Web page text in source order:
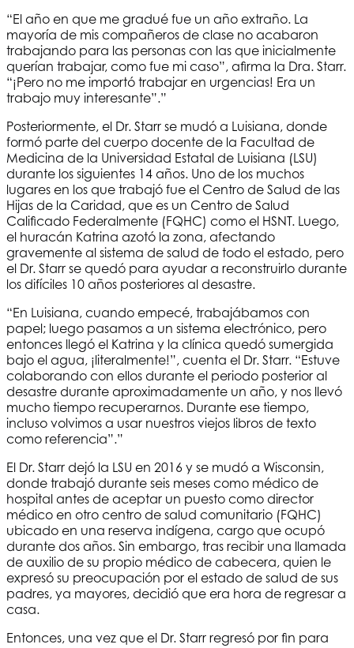
“El año en que me gradué fue un año extraño. La
mayoría de mis compañeros de clase no acabaron
trabajando para las personas con las que inicialmente
querían trabajar, como fue mi caso”, afirma la Dra. Starr.
“¡Pero no me importó trabajar en urgencias! Era un
trabajo muy interesante”.”
Posteriormente, el Dr. Starr se mudó a Luisiana, donde
formó parte del cuerpo docente de la Facultad de
Medicina de la Universidad Estatal de Luisiana (LSU)
durante los siguientes 14 años. Uno de los muchos
lugares en los que trabajó fue el Centro de Salud de las
Hijas de la Caridad, que es un Centro de Salud
Calificado Federalmente (FQHC) como el HSNT. Luego,
el huracán Katrina azotó la zona, afectando
gravemente al sistema de salud de todo el estado, pero
el Dr. Starr se quedó para ayudar a reconstruirlo durante
los difíciles 10 años posteriores al desastre.
“En Luisiana, cuando empecé, trabajábamos con
papel; luego pasamos a un sistema electrónico, pero
entonces llegó el Katrina y la clínica quedó sumergida
bajo el agua, ¡literalmente!”, cuenta el Dr. Starr. “Estuve
colaborando con ellos durante el periodo posterior al
desastre durante aproximadamente un año, y nos llevó
mucho tiempo recuperarnos. Durante ese tiempo,
incluso volvimos a usar nuestros viejos libros de texto
como referencia”.”
El Dr. Starr dejó la LSU en 2016 y se mudó a Wisconsin,
donde trabajó durante seis meses como médico de
hospital antes de aceptar un puesto como director
médico en otro centro de salud comunitario (FQHC)
ubicado en una reserva indígena, cargo que ocupó
durante dos años. Sin embargo, tras recibir una llamada
de auxilio de su propio médico de cabecera, quien le
expresó su preocupación por el estado de salud de sus
padres, ya mayores, decidió que era hora de regresar a
casa.
Entonces, una vez que el Dr. Starr regresó por fin para